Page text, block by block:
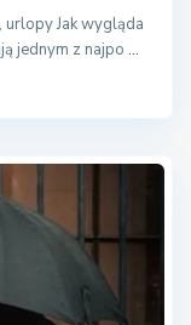
urlopy Jak wygląda
jednym z najpo ...